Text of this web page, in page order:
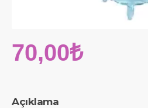
Açıklama
70,00₺